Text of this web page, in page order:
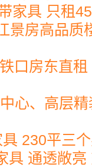
家具 只租
景房高品质
口房东直
心、高层
230平三
具 通透敞亮